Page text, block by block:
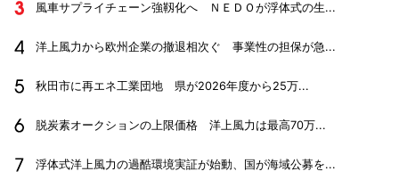
風車サプライチェーン強靱化へ ＮＥＤＯが浮体式の生...
洋上風力から欧州企業の撤退相次ぐ 事業性の担保が急...
秋田市に再エネ工業団地 県が2026年度から25万...
脱炭素オークションの上限価格 洋上風力は最高70万...
浮体式洋上風力の過酷環境実証が始動、国が海域公募を...